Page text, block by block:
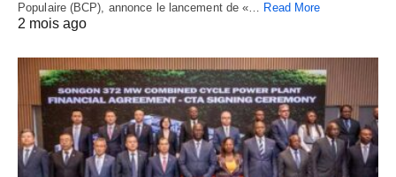
Populaire (BCP), annonce le lancement de «… Read More
2 mois ago